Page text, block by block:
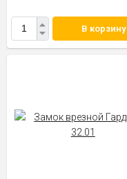
В корзину